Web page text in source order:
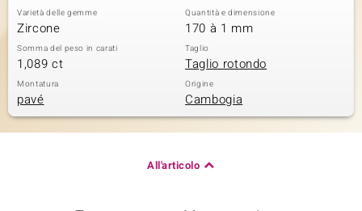
Varietà delle gemme
Zircone
Quantità e dimensione
170 à 1 mm
Somma del peso in carati
1,089 ct
Taglio
Taglio rotondo
Montatura
pavé
Origine
Cambogia
All'articolo